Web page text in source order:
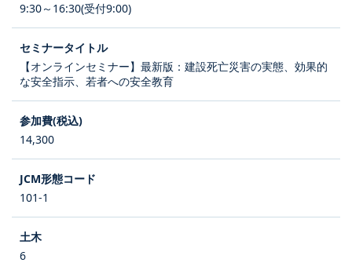
9:30～16:30(受付9:00)
【オンラインセミナー】最新版：建設死亡災害の実態、効果的
な安全指示、若者への安全教育
14,300
101-1
6